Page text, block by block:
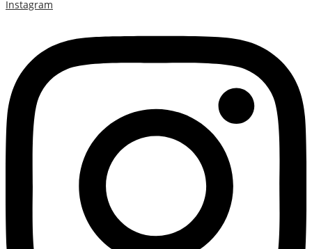
Instagram